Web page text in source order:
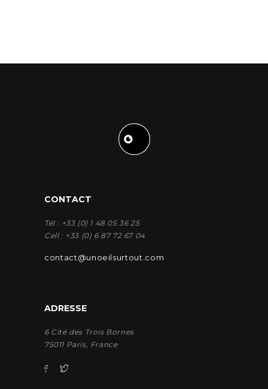
CONTACT
Tél : +33 (0) 1 48 05 36 25
Cell : +33 (0) 6 87 72 67 04
contact@unoeilsurtout.com
ADRESSE
6 Cité des Trois Bornes
75011 Paris, France